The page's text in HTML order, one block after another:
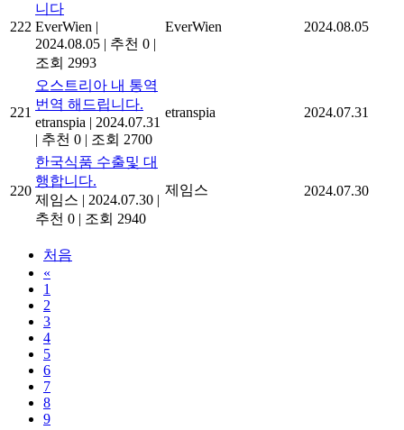
222
니다
EverWien |
2024.08.05 | 추천 0 |
조회 2993
EverWien 2024.08.05
221
오스트리아 내 통역
번역 해드립니다.
etranspia | 2024.07.31
| 추천 0 | 조회 2700
etranspia 2024.07.31
220
한국식품 수출및 대
행합니다.
제임스 | 2024.07.30 |
추천 0 | 조회 2940
제임스 2024.07.30
처음
«
1
2
3
4
5
6
7
8
9